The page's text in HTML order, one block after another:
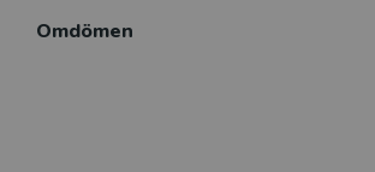
I boken lär du dig hur du bland annat kan
Omdömen